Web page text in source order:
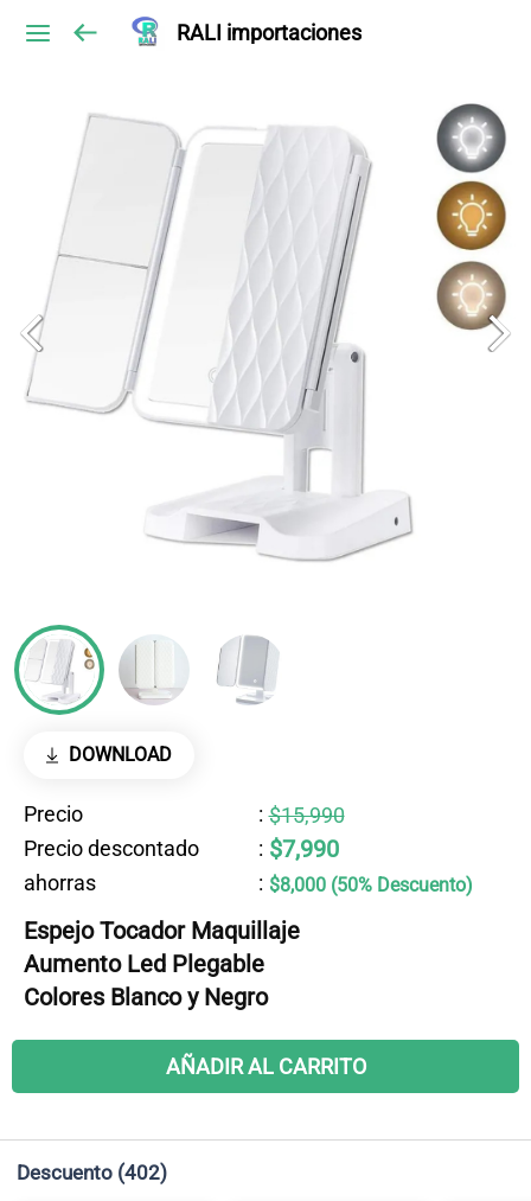
RALI importaciones
DOWNLOAD
Precio : $15,990
Precio descontado
: $7,990
ahorras : $8,000 (50% Descuento)
Espejo Tocador Maquillaje
Aumento Led Plegable
Colores Blanco y Negro
AÑADIR AL CARRITO
Descuento (402)